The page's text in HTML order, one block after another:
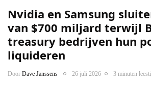
Nvidia en Samsung
van $700 miljard terwijl
treasury bedrijven hun
liquideren
Door Dave Janssens 26 juli 2026 3 minuten